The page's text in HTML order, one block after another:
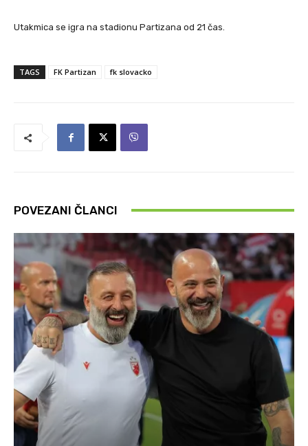
Utakmica se igra na stadionu Partizana od 21 čas.
TAGS FK Partizan fk slovacko
POVEZANI ČLANCI